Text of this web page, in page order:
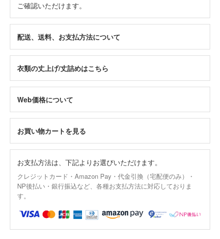
ご確認いただけます。
配送、送料、お支払方法について
衣類の丈上げ/丈詰めはこちら
Web価格について
お買い物カートを見る
お支払方法は、下記よりお選びいただけます。
クレジットカード・Amazon Pay・代金引換（宅配便のみ）・
NP後払い・銀行振込など、各種お支払方法に対応しておりま
す。